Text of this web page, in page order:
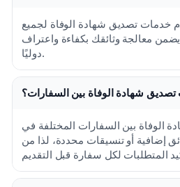
خدمات تصديق شهادة الوفاة لجميع
معالجة وثائقك بكفاءة واعتراف
دوليًا.
شهادة الوفاة بين السفارات؟
الوفاة بين السفارات المختلفة في
إضافية أو تنسيقات محددة، لذا من